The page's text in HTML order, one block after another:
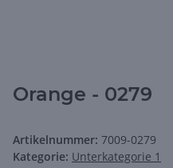
Orange - 0279
Artikelnummer: 7009-0279
Kategorie: Unterkategorie 1